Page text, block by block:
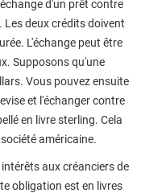
d'un prêt contre
Les deux crédits doivent
L'échange peut être
Supposons qu'une
Vous pouvez ensuite
et l'échanger contre
en livre sterling. Cela
américaine.
aux créanciers de
obligation est en livres